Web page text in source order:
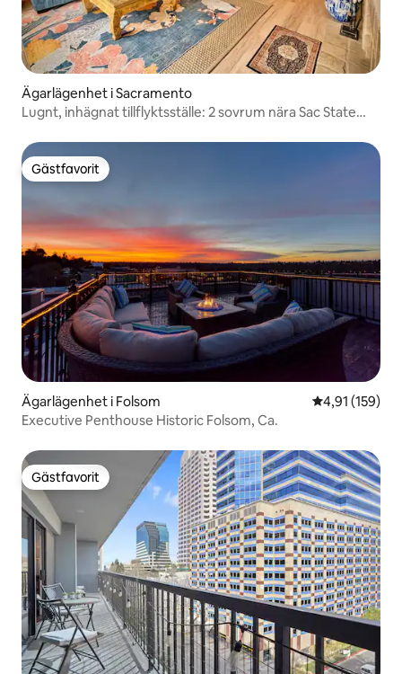
Ägarlägenhet i Sacramento
Lugnt, inhägnat tillflyktsställe: 2 sovrum nära Sac State
Gästfavorit
Gästfavorit
Ägarlägenhet i Folsom 4,91 av 5 i
4,91 (159)
Executive Penthouse Historic Folsom, Ca.
Gästfavorit
Gästfavorit